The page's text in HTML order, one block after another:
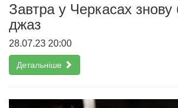
Завтра у Черкасах знову
джаз
28.07.23 20:00
Детальніше